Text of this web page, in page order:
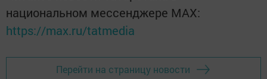
национальном мессенджере MАХ:
https://max.ru/tatmedia
Перейти на страницу новости